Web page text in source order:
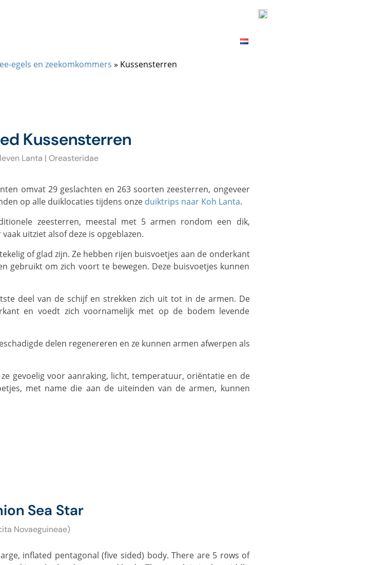
egels en zeekomkommers » Kussensterren
Kussensterren
Lanta | Oreasteridae
op alle duiklocaties tijdens onze duiktrips naar Koh Lanta.
uitziet alsof deze is opgeblazen.
gebruikt om zich voort te bewegen. Deze buisvoetjes kunnen
en voedt zich voornamelijk met op de bodem levende
met name die aan de uiteinden van de armen, kunnen
Sea Star
Novaeguineae)